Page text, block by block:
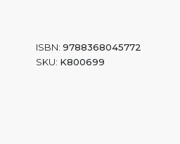
ISBN: 9788368045772
SKU: K800699